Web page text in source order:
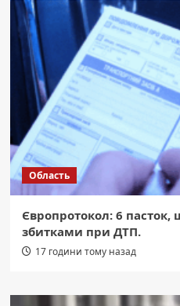
Область
Європротокол: 6
збитками при ДТП.
17 години тому назад